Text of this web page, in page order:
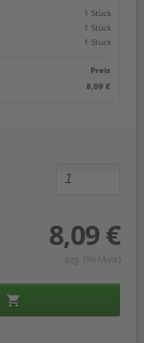
1 Stück
1 Stück
1 Stück
Preis
8,09 €
8,09 €
(zzgl. 19% Mwst.)